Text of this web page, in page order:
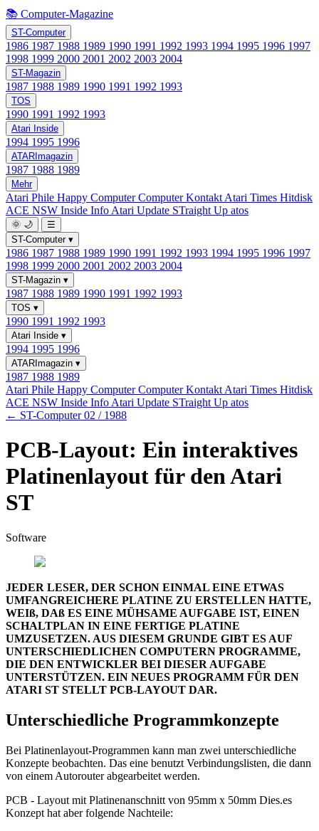
📚 Computer-Magazine
ST-Computer
1986 1987 1988 1989 1990 1991 1992 1993 1994 1995 1996 1997
1998 1999 2000 2001 2002 2003 2004
ST-Magazin
1987 1988 1989 1990 1991 1992 1993
TOS
1990 1991 1992 1993
Atari Inside
1994 1995 1996
ATARImagazin
1987 1988 1989
Mehr
Atari Phile Happy ComputerComputer Kontakt Atari Times Hitdisk
ACE NSW Inside Info Atari Update STraight Up atos
🌞 🌙
☰
ST-Computer ▾
1986 1987 1988 1989 1990 1991 1992 1993 1994 1995 1996 1997
1998 1999 2000 2001 2002 2003 2004
ST-Magazin ▾
1987 1988 1989 1990 1991 1992 1993
TOS ▾
1990 1991 1992 1993
Atari Inside ▾
1994 1995 1996
ATARImagazin ▾
1987 1988 1989
Atari Phile Happy ComputerComputer Kontakt Atari Times Hitdisk
ACE NSW Inside Info Atari Update STraight Up atos
← ST-Computer 02 / 1988
PCB-Layout: Ein interaktives
Platinenlayout für den Atari
ST
Software
JEDER LESER, DER SCHON EINMAL EINE ETWAS
UMFANGREICHERE PLATINE ZU ERSTELLEN HATTE,
WEIß, DAß ES EINE MÜHSAME AUFGABE IST, EINEN
SCHALTPLAN IN EINE FERTIGE PLATINE
UMZUSETZEN. AUS DIESEM GRUNDE GIBT ES AUF
UNTERSCHIEDLICHEN COMPUTERN PROGRAMME,
DIE DEN ENTWICKLER BEI DIESER AUFGABE
UNTERSTÜTZEN. EIN NEUES PROGRAMM FÜR DEN
ATARI ST STELLT PCB-LAYOUT DAR.
Unterschiedliche Programmkonzepte
Bei Platinenlayout-Programmen kann man zwei unterschiedliche
Konzepte beobachten. Das eine benutzt Verbindungslisten, die dann
von einem Autorouter abgearbeitet werden.
PCB - Layout mit Platinenanschnitt von 95mm x 50mm Dies.es
Konzept hat aber folgende Nachteile: